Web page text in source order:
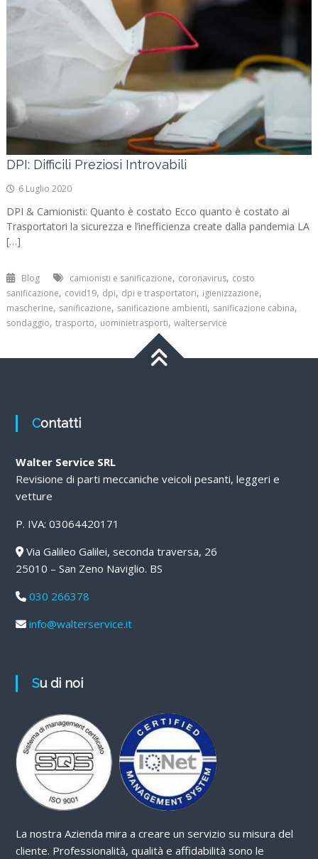
DPI: Difficili Preziosi Introvabili
6 Luglio 2020
DPI & Camionisti: Quanto è costato Ecco quanto è costato ai
Trasportatori la sicurezza e l’inefficienza create dalla pandemia LA
[…]
Blog camionisti e sanificazione, coronavirus, costo
sanificazione, covid19, dpi, dpi e trasportatori, igienizzazione,
mascherine, sanificazione, sanificazione ambienti, sanificazione cabina,
sondaggio, trasporto, uominietrasporti, walterservice
Contatti
Walter Service SRL
Revisione di parti meccaniche veicoli pesanti, leggeri e
vetture
P. IVA: 03064420171
Via Galileo Galilei, seconda traversa, 26
25010 – San Zeno Naviglio. BS
030 266378
info@walterservice.it
Su di noi
La nostra Azienda mira a creare un servizio su misura del
cliente. Professionalità, qualità e affidabilità sono le